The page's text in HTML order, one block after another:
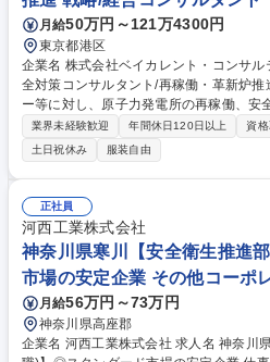
月給50万円～121万4300円
東京都港区
企業名 株式会社ベイカレント・コンサルティング 求人名 原
全対策コンサルタント/再稼働・革新炉推進 仕事の内容 電力会社やメ
ー等に対し、原子力発電所の再稼働、安
います。 厳格な規制対応と、最新のデ
ロジェクトマネジメントを牽引します。 ■原子力規制審査対応、認可申請
プロセスのPMO推進 ■新規制基準に基づ
理 ■原子力部門の業務プロセス刷新、デ
廃棄物処理等の長期事業計画の策定
業性・市場性評価 ■海外の原子力政策、
証 募集職種 原子力事業・安全対策コン
業界未経験歓迎 年間休日120日以上 資
土日祝休み
服装自由
正社員
河西工業株式会社
神奈川県寒川【安全衛生推進
市場の安定企業 その他コーポ
月給56万円～73万円
神奈川県高座郡
企業名 河西工業株式会社 求人名 神奈川県寒川【安全衛生推進部(管理